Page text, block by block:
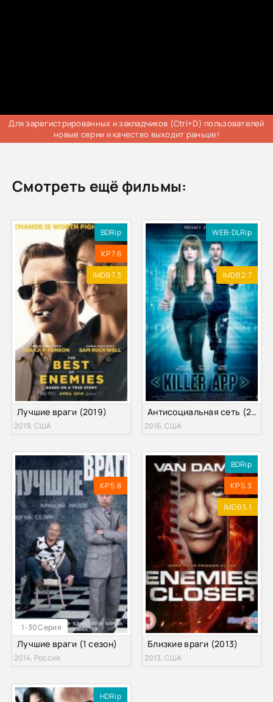
Для зарегистрированных и закладчиков (Ctrl+D) пользователей
новые серии и качество выходит раньше!
Смотреть ещё фильмы:
BDRip
KP 7.6
IMDB 7.3
Лучшие враги (2019)
2019, США
WEB-DLRip
IMDB 2.7
Антисоциальная сеть (2016)
2016, США
1-30 Серия
KP 5.8
Лучшие враги (1 сезон)
2014, Россия
BDRip
KP 5.3
IMDB 5.1
Близкие враги (2013)
2013, США
HDRip